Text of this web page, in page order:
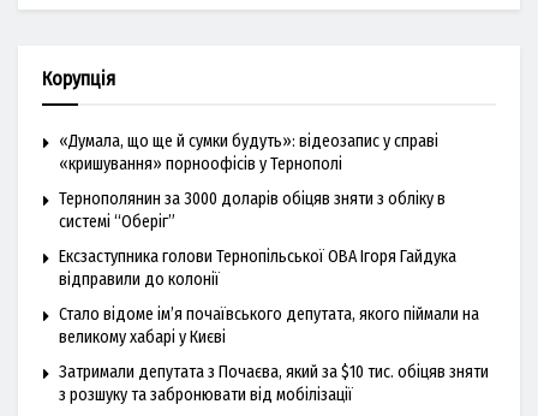
Корупція
«Думала, що ще й сумки будуть»: відеозапис у справі
«кришування» порноофісів у Тернополі
Тернополянин за 3000 доларів обіцяв зняти з обліку в
системі “Оберіг”
Ексзаступника голови Тернопільської ОВА Ігоря Гайдука
відправили до колонії
Стало відоме ім’я почаївського депутата, якого піймали на
великому хабарі у Києві
Затримали депутата з Почаєва, який за $10 тис. обіцяв зняти
з розшуку та забронювати від мобілізації